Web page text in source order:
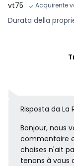
vt75 Acquirente
Durata della
Risposta da La
Bonjour, nous
commentaire
chaises n'ait
tenons à vous